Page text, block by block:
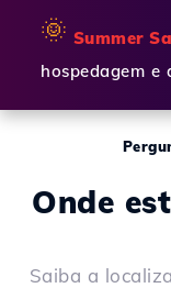
🌞 Summer
hospedagem e
Onde
Saiba a